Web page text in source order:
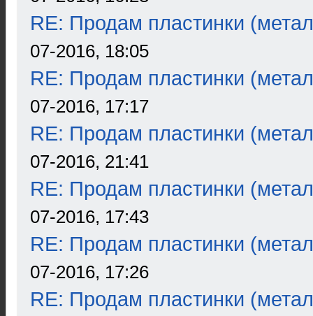
RE: Продам пластинки
07-2016, 18:05
RE: Продам пластинки
07-2016, 17:17
RE: Продам пластинки
07-2016, 21:41
RE: Продам пластинки
07-2016, 17:43
RE: Продам пластинки
07-2016, 17:26
RE: Продам пластинки